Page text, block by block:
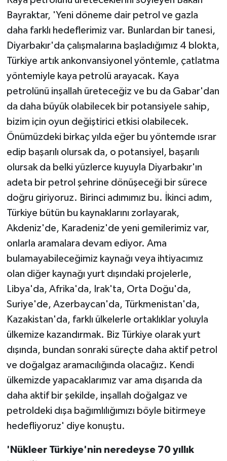
Bayraktar, 'Yeni döneme dair petrol ve gazla
daha farklı hedeflerimiz var. Bunlardan bir tanesi,
Diyarbakır'da çalışmalarına başladığımız 4 blokta,
Türkiye artık ankonvansiyonel yöntemle, çatlatma
yöntemiyle kaya petrolü arayacak. Kaya
petrolünü inşallah üreteceğiz ve bu da Gabar'dan
da daha büyük olabilecek bir potansiyele sahip,
bizim için oyun değiştirici etkisi olabilecek.
Önümüzdeki birkaç yılda eğer bu yöntemde ısrar
edip başarılı olursak da, o potansiyel, başarılı
olursak da belki yüzlerce kuyuyla Diyarbakır'ın
adeta bir petrol şehrine dönüşeceği bir sürece
doğru giriyoruz. Birinci adımımız bu. İkinci adım,
Türkiye bütün bu kaynaklarını zorlayarak,
Akdeniz'de, Karadeniz'de yeni gemilerimiz var,
onlarla aramalara devam ediyor. Ama
bulamayabileceğimiz kaynağı veya ihtiyacımız
olan diğer kaynağı yurt dışındaki projelerle,
Libya'da, Afrika'da, Irak'ta, Orta Doğu'da,
Suriye'de, Azerbaycan'da, Türkmenistan'da,
Kazakistan'da, farklı ülkelerle ortaklıklar yoluyla
ülkemize kazandırmak. Biz Türkiye olarak yurt
dışında, bundan sonraki süreçte daha aktif petrol
ve doğalgaz aramacılığında olacağız. Kendi
ülkemizde yapacaklarımız var ama dışarıda da
daha aktif bir şekilde, inşallah doğalgaz ve
petroldeki dışa bağımlılığımızı böyle bitirmeye
hedefliyoruz' diye konuştu.
'Nükleer Türkiye'nin neredeyse 70 yıllık